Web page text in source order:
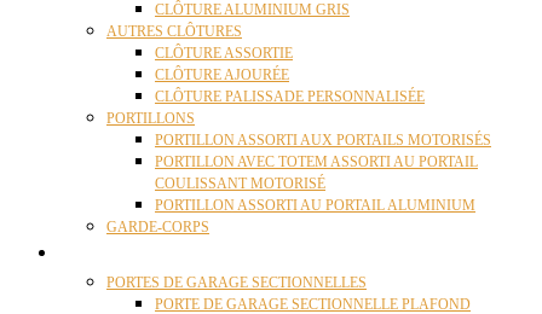
CLÔTURE ALUMINIUM GRIS
AUTRES CLÔTURES
CLÔTURE ASSORTIE
CLÔTURE AJOURÉE
CLÔTURE PALISSADE PERSONNALISÉE
PORTILLONS
PORTILLON ASSORTI AUX PORTAILS MOTORISÉS
PORTILLON AVEC TOTEM ASSORTI AU PORTAIL
COULISSANT MOTORISÉ
PORTILLON ASSORTI AU PORTAIL ALUMINIUM
GARDE-CORPS
PORTES DE GARAGE SECTIONNELLES
PORTE DE GARAGE SECTIONNELLE PLAFOND